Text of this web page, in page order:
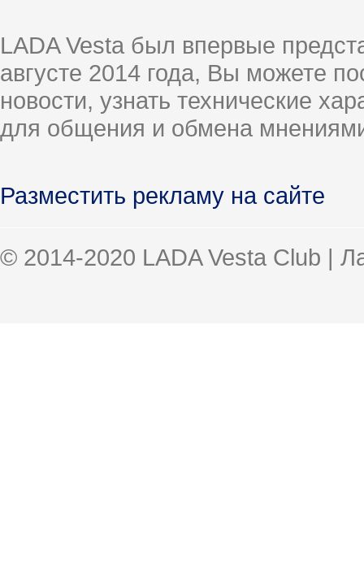
LADA Vesta был впервые
августе 2014 года, Вы можете
новости, узнать технические
для общения и обмена
Разместить рекламу на сайте
© 2014-2020 LADA Vesta Club |